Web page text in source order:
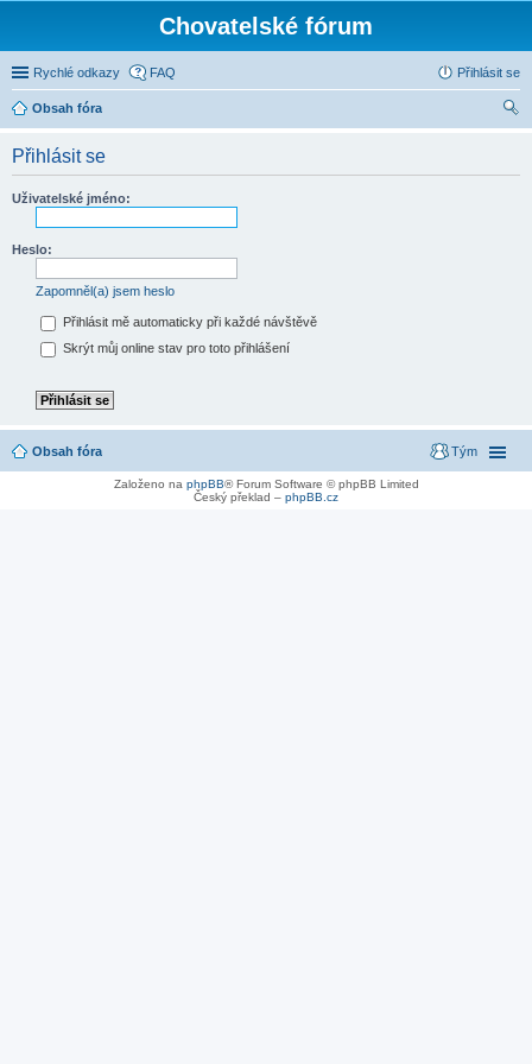
Chovatelské fórum
Rychlé odkazy FAQ Přihlásit se
Obsah fóra
Přihlásit se
Uživatelské jméno:
Heslo:
Zapomněl(a) jsem heslo
Přihlásit mě automaticky při každé návštěvě
Skrýt můj online stav pro toto přihlášení
Obsah fóra Tým
Založeno na phpBB® Forum Software © phpBB Limited
Český překlad – phpBB.cz